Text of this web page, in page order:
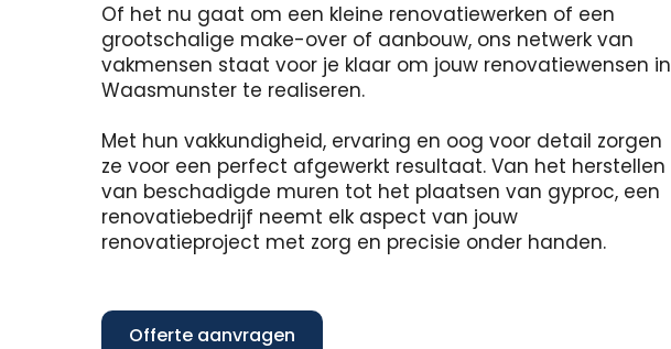
Of het nu gaat om een kleine renovatiewerken of een
grootschalige make-over of aanbouw, ons netwerk van
vakmensen staat voor je klaar om jouw renovatiewensen in
Waasmunster te realiseren.
Met hun vakkundigheid, ervaring en oog voor detail zorgen
ze voor een perfect afgewerkt resultaat. Van het herstellen
van beschadigde muren tot het plaatsen van gyproc, een
renovatiebedrijf neemt elk aspect van jouw
renovatieproject met zorg en precisie onder handen.
Offerte aanvragen